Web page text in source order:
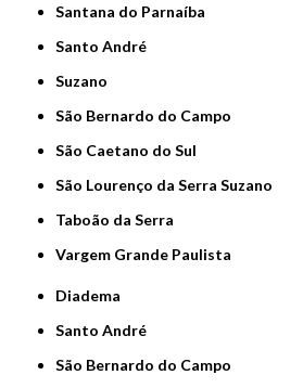
Santana do Parnaíba
Santo André
Suzano
São Bernardo do Campo
São Caetano do Sul
São Lourenço da Serra Suzano
Taboão da Serra
Vargem Grande Paulista
Diadema
Santo André
São Bernardo do Campo